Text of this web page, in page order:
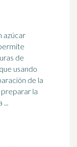
azúcar
de
usando
de la
la
...